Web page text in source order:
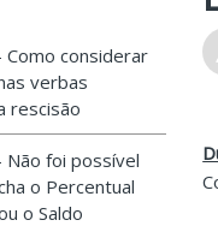
Como considerar
verbas
rescisão
Não foi possível
o Percentual
o Saldo